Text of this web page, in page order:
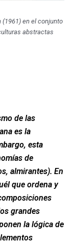
(1961) en el conjunto
abstractas
de las
es la
esta
de
almirantes). En
que ordena y
grandes
la lógica de